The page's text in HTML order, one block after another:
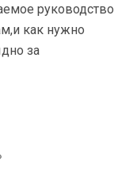
руководство
как нужно
за